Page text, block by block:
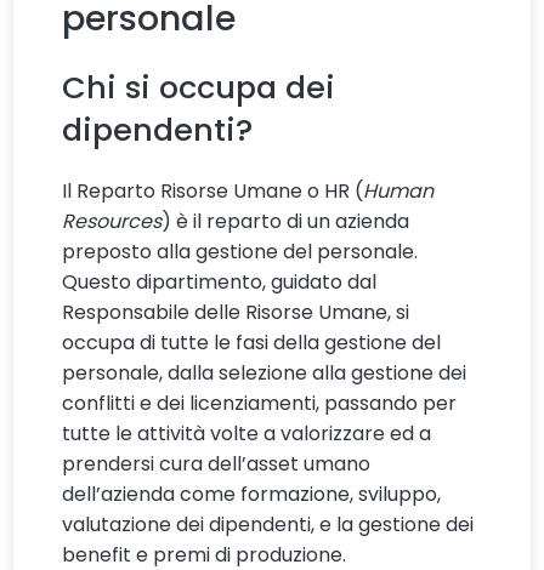
personale
Chi si occupa dei
dipendenti?
Il Reparto Risorse Umane o HR (Human
Resources) è il reparto di un azienda
preposto alla gestione del personale.
Questo dipartimento, guidato dal
Responsabile delle Risorse Umane, si
occupa di tutte le fasi della gestione del
personale, dalla selezione alla gestione dei
conflitti e dei licenziamenti, passando per
tutte le attività volte a valorizzare ed a
prendersi cura dell’asset umano
dell’azienda come formazione, sviluppo,
valutazione dei dipendenti, e la gestione dei
benefit e premi di produzione.